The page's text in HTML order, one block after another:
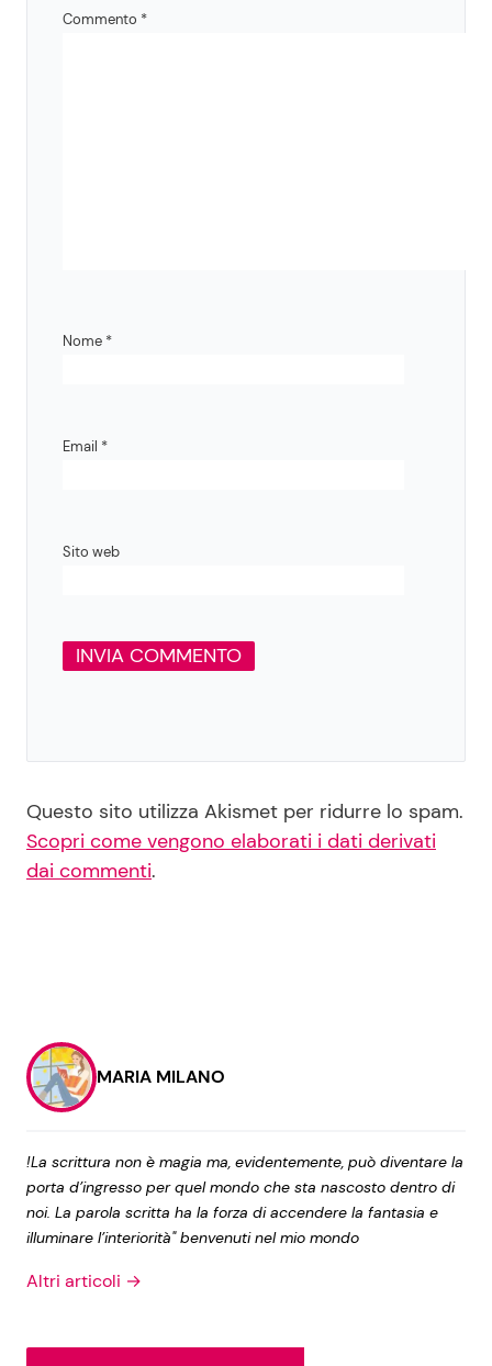
Commento *
Nome *
Email *
Sito web
Questo sito utilizza Akismet per ridurre lo spam.
Scopri come vengono elaborati i dati derivati
dai commenti.
MARIA MILANO
!La scrittura non è magia ma, evidentemente, può diventare la
porta d’ingresso per quel mondo che sta nascosto dentro di
noi. La parola scritta ha la forza di accendere la fantasia e
illuminare l’interiorità" benvenuti nel mio mondo
Altri articoli →